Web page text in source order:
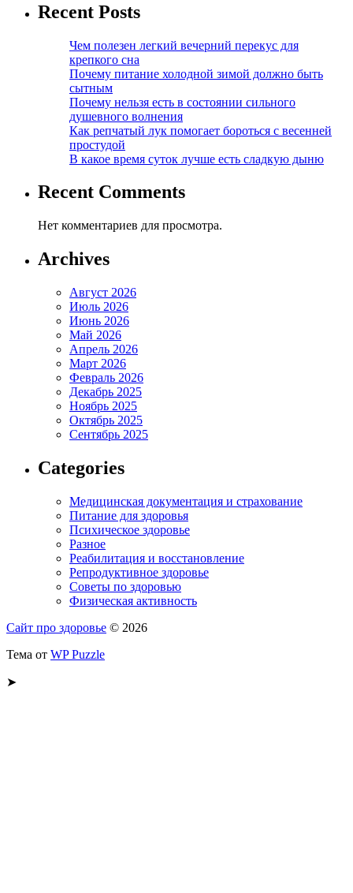
Recent Posts
Чем полезен легкий вечерний перекус для
крепкого сна
Почему питание холодной зимой должно быть
сытным
Почему нельзя есть в состоянии сильного
душевного волнения
Как репчатый лук помогает бороться с весенней
простудой
В какое время суток лучше есть сладкую дыню
Recent Comments
Нет комментариев для просмотра.
Archives
Август 2026
Июль 2026
Июнь 2026
Май 2026
Апрель 2026
Март 2026
Февраль 2026
Декабрь 2025
Ноябрь 2025
Октябрь 2025
Сентябрь 2025
Categories
Медицинская документация и страхование
Питание для здоровья
Психическое здоровье
Разное
Реабилитация и восстановление
Репродуктивное здоровье
Советы по здоровью
Физическая активность
Сайт про здоровье © 2026
Тема от WP Puzzle
➤